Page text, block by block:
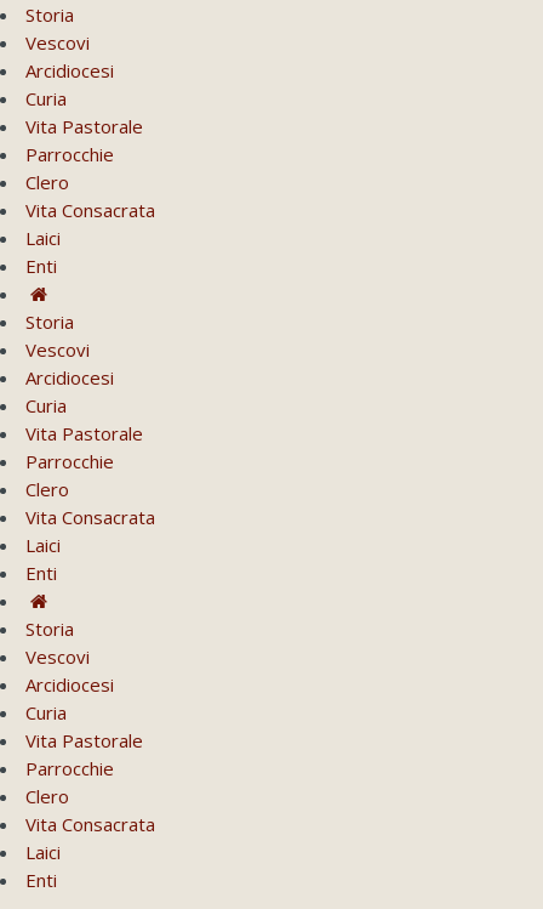
Storia
Vescovi
Arcidiocesi
Curia
Vita Pastorale
Parrocchie
Clero
Vita Consacrata
Laici
Enti
Storia
Vescovi
Arcidiocesi
Curia
Vita Pastorale
Parrocchie
Clero
Vita Consacrata
Laici
Enti
Storia
Vescovi
Arcidiocesi
Curia
Vita Pastorale
Parrocchie
Clero
Vita Consacrata
Laici
Enti